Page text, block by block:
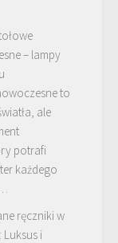
– lampy
to
ale
potrafi
każdego
ręczniki w
Luksus i